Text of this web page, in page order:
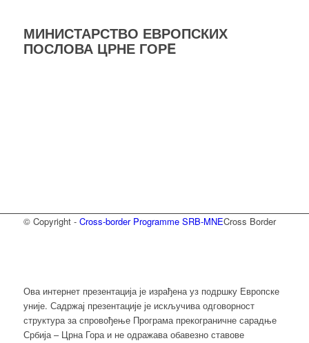
МИНИСТАРСТВО ЕВРОПСКИХ
ПОСЛОВА ЦРНЕ ГОРE
© Copyright - Cross-border Programme SRB-MNECross Border
Ова интернет презентација је израђена уз подршку Европске
уније. Садржај презентације је искључива одговорност
структура за спровођење Програма прекограничне сарадње
Србија – Црна Гора и не одражава обавезно ставове